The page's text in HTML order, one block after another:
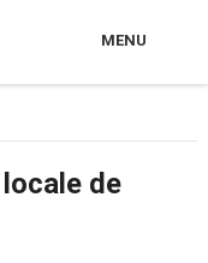
MENU
de